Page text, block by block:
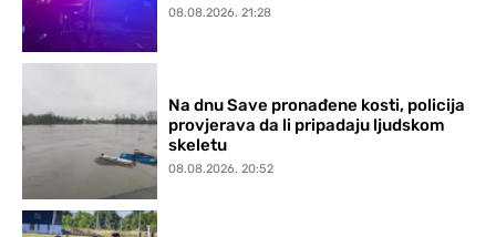
08.08.2026. 21:28
Na dnu Save pronađene kosti, policija
provjerava da li pripadaju ljudskom
skeletu
08.08.2026. 20:52